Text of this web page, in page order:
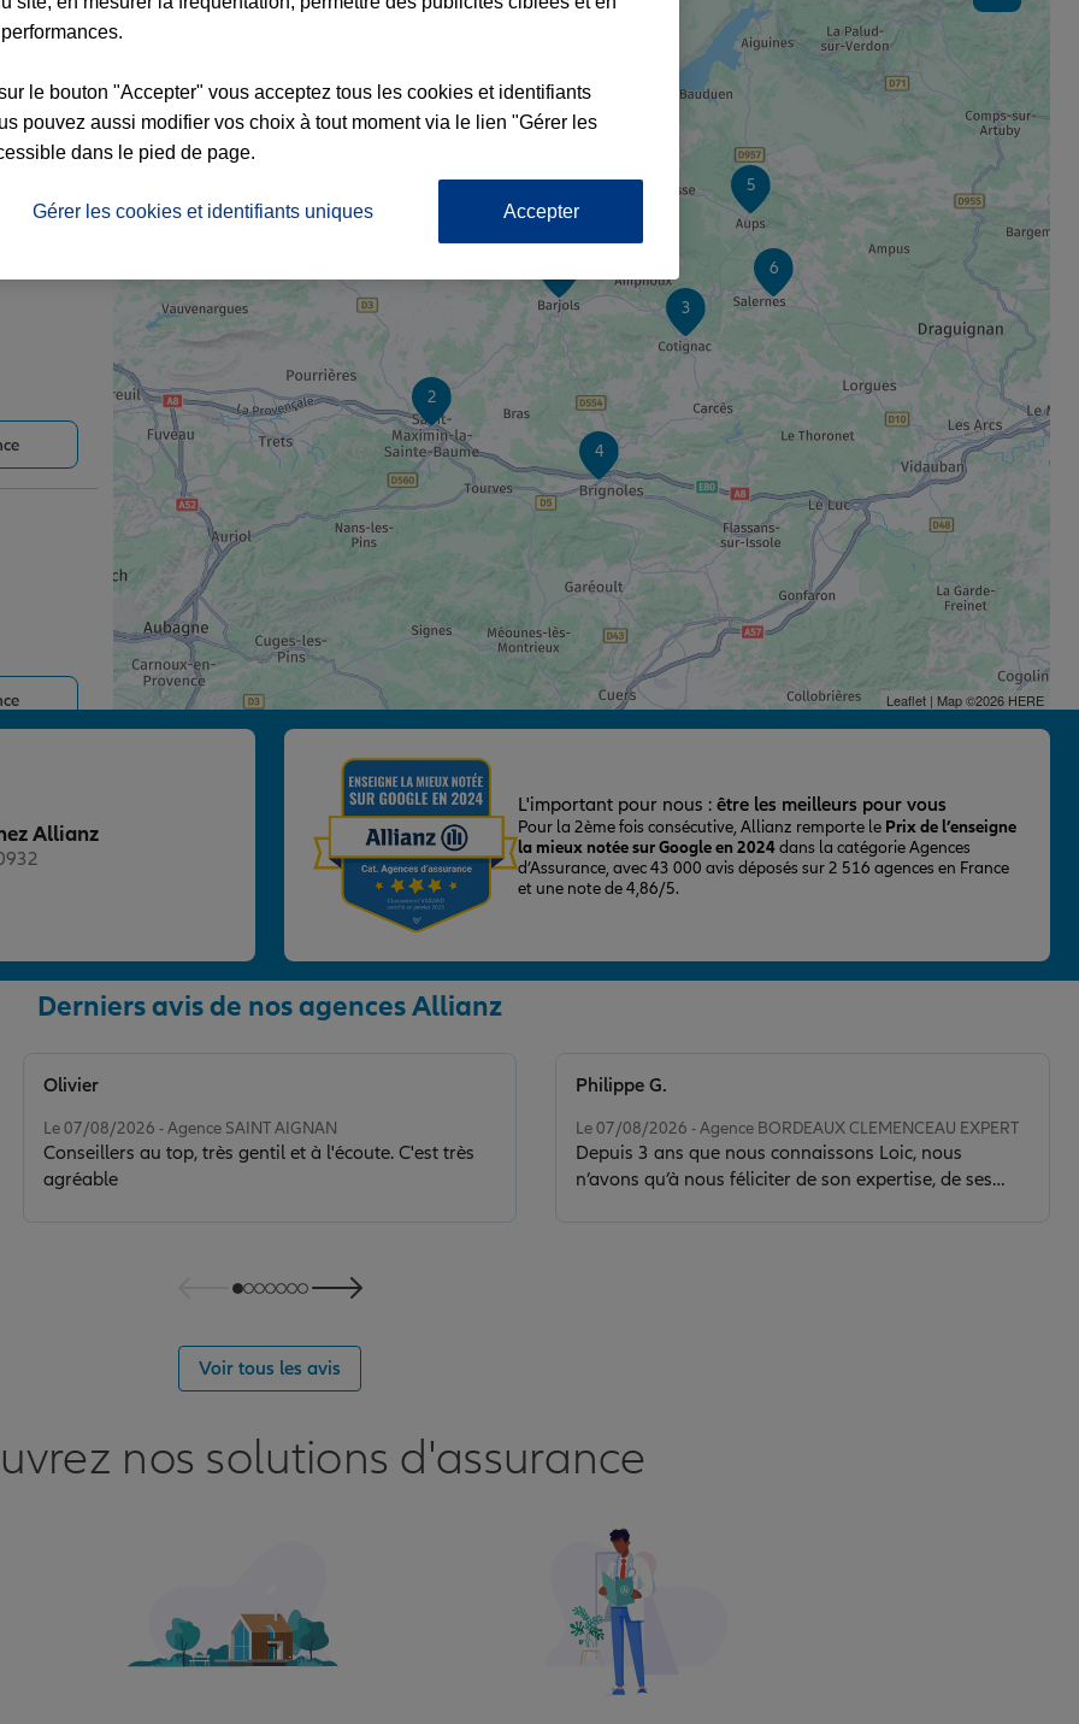
6
5
4
3
2
Leaflet| Map ©2026 HERE
Allianz
L'important pour nous : être les meilleurs pour vous
Pour la 2ème fois consécutive, Allianz remporte le Prix de l’enseigne
la mieux notée sur Google en 2024dans la catégorie Agences
d’Assurance, avec 43 000 avis déposés sur 2 516 agences en France
et une note de 4,86/5.
Derniers avis de nos agences Allianz
Le 07/08/2026 - Agence SAINT AIGNAN
Conseillers au top, très gentil et à l'écoute. C'est très
agréable
Olivier
Le 07/08/2026 - Agence BORDEAUX CLEMENCEAU EXPERT
Depuis 3 ans que nous connaissons Loic, nous
n’avons qu’à nous féliciter de son expertise, de ses
Philippe G.
Voir tous les avis
nos solutions d'assurance
le bouton "Accepter" vous acceptez tous les cookies et identifiants
pouvez aussi modifier vos choix à tout moment via le lien "Gérer les
dans le pied de page.
Gérer les cookies et identifiants uniques Accepter